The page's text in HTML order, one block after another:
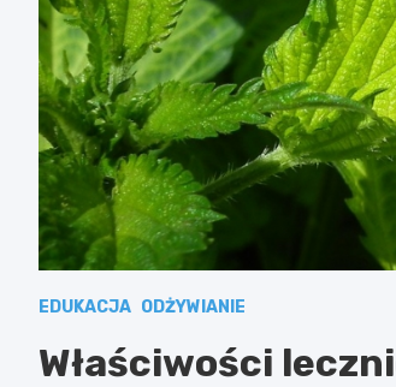
EDUKACJA ODŻYWIANIE
Właściwości